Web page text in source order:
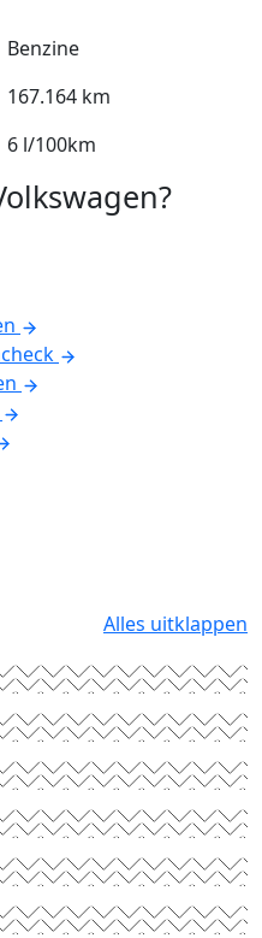
Benzine
167.164 km
6 l/100km
Alles uitklappen